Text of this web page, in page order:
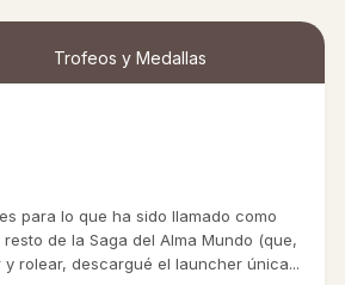
Trofeos y Medallas
para lo que ha sido llamado como
de la Saga del Alma Mundo (que,
rolear, descargué el launcher única...